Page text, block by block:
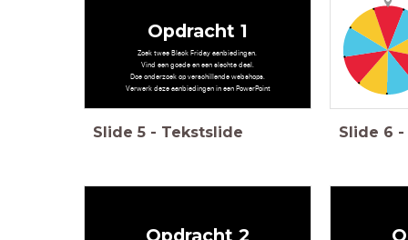
Opdracht 1
Zoek twee Black Friday aanbiedingen.
Vind een goede en een slechte deal.
Doe onderzoek op verschillende webshops.
Verwerk deze aanbiedingen in een PowerPoint
Slide 5 - Tekstslide Slide 6 -
Opdracht 2